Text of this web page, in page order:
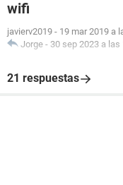
wifi
javierv2019 - 19 mar 2019 a
Jorge - 30 sep 2023 a las
21 respuestas